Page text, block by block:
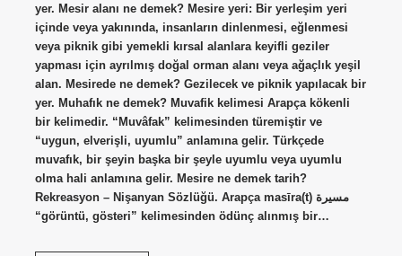
yer. Mesir alanı ne demek? Mesire yeri: Bir yerleşim yeri
içinde veya yakınında, insanların dinlenmesi, eğlenmesi
veya piknik gibi yemekli kırsal alanlara keyifli geziler
yapması için ayrılmış doğal orman alanı veya ağaçlık yeşil
alan. Mesirede ne demek? Gezilecek ve piknik yapılacak bir
yer. Muhafık ne demek? Muvafik kelimesi Arapça kökenli
bir kelimedir. “Muvâfak” kelimesinden türemiştir ve
“uygun, elverişli, uyumlu” anlamına gelir. Türkçede
muvafık, bir şeyin başka bir şeyle uyumlu veya uyumlu
olma hali anlamına gelir. Mesire ne demek tarih?
Rekreasyon – Nişanyan Sözlüğü. Arapça masīra(t) مسيرة
“görüntü, gösteri” kelimesinden ödünç alınmış bir…